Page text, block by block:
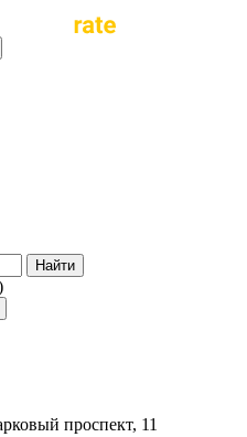
проспект, 11